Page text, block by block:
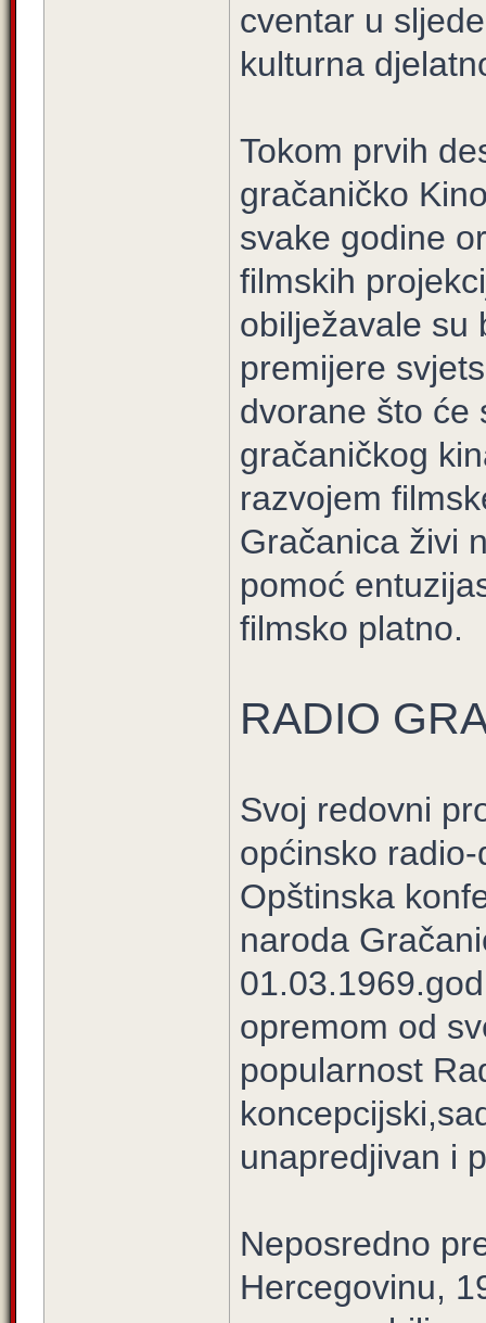
cventar u
kulturna
Tokom prvih
gračaničko
svake godine
filmskih
obilježavale su
premijere
dvorane što će
gračaničkog
razvojem
Gračanica živi
pomoć
filmsko platno.
RADIO
Svoj redovni
općinsko
Opštinska
naroda
opremom od
popularnost
unapredjivan i
Neposredno
Hercegovinu,